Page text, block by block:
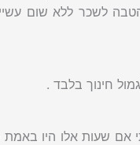
לשכר ללא שום
חינוך בלבד .
אם שעות אלו היו